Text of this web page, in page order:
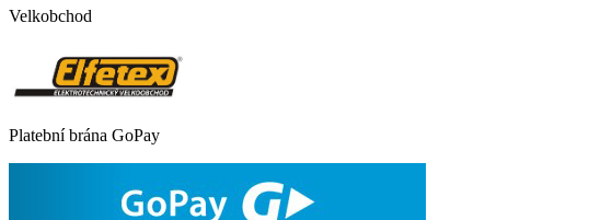
Velkobchod
Platební brána GoPay